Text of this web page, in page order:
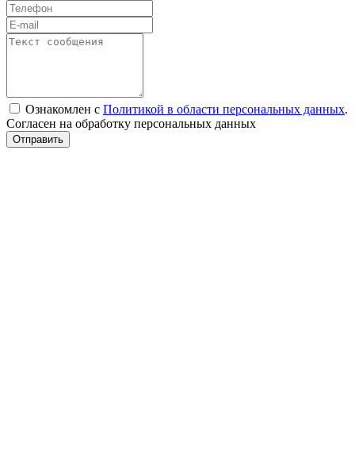
Ознакомлен с Политикой в области персональных данных.
Согласен на обработку персональных данных
Отправить